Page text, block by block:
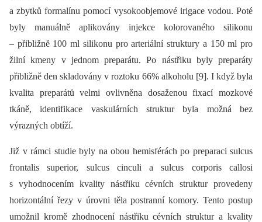
a zbytků formalínu pomocí vysokoobjemové irigace vodou. Poté
byly manuálně aplikovány injekce kolorovaného silikonu
–⁠ přibližně 100 ml silikonu pro arteriální struktury a 150 ml pro
žilní kmeny v jednom preparátu. Po nástřiku byly preparáty
přibližně den skladovány v roztoku 66% alkoholu [9]. I když byla
kvalita preparátů velmi ovlivněna dosaženou fixací mozkové
tkáně, identifikace vaskulárních struktur byla možná bez
výrazných obtíží.
Již v rámci studie byly na obou hemisférách po preparaci sulcus
frontalis superior, sulcus cinculi a sulcus corporis callosi
s vyhodnocením kvality nástřiku cévních struktur provedeny
horizontální řezy v úrovni těla postranní komory. Tento postup
umožnil kromě zhodnocení nástřiku cévních struktur a kvality